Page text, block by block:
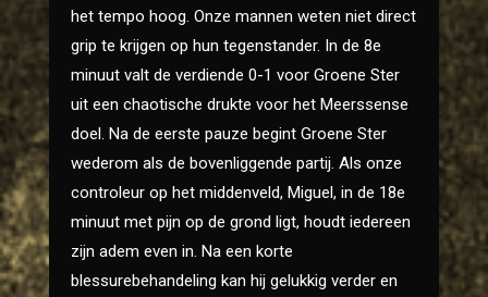
het tempo hoog. Onze mannen weten niet direct
grip te krijgen op hun tegenstander. In de 8e
minuut valt de verdiende 0-1 voor Groene Ster
uit een chaotische drukte voor het Meerssense
doel. Na de eerste pauze begint Groene Ster
wederom als de bovenliggende partij. Als onze
controleur op het middenveld, Miguel, in de 18e
minuut met pijn op de grond ligt, houdt iedereen
zijn adem even in. Na een korte
blessurebehandeling kan hij gelukkig verder en